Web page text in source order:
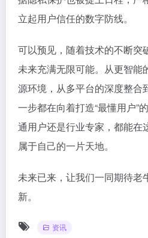
立起用户信任的数字防线。
可以预见，随着技术的不断突
未来充满无限可能。从更智能
源环境，从多平台的深度整合
一步都在向着打造“最懂用户”
通用户还是行业专家，都能在
属于自己的一片天地。
未来已来，让我们一同期待老
新。
资讯